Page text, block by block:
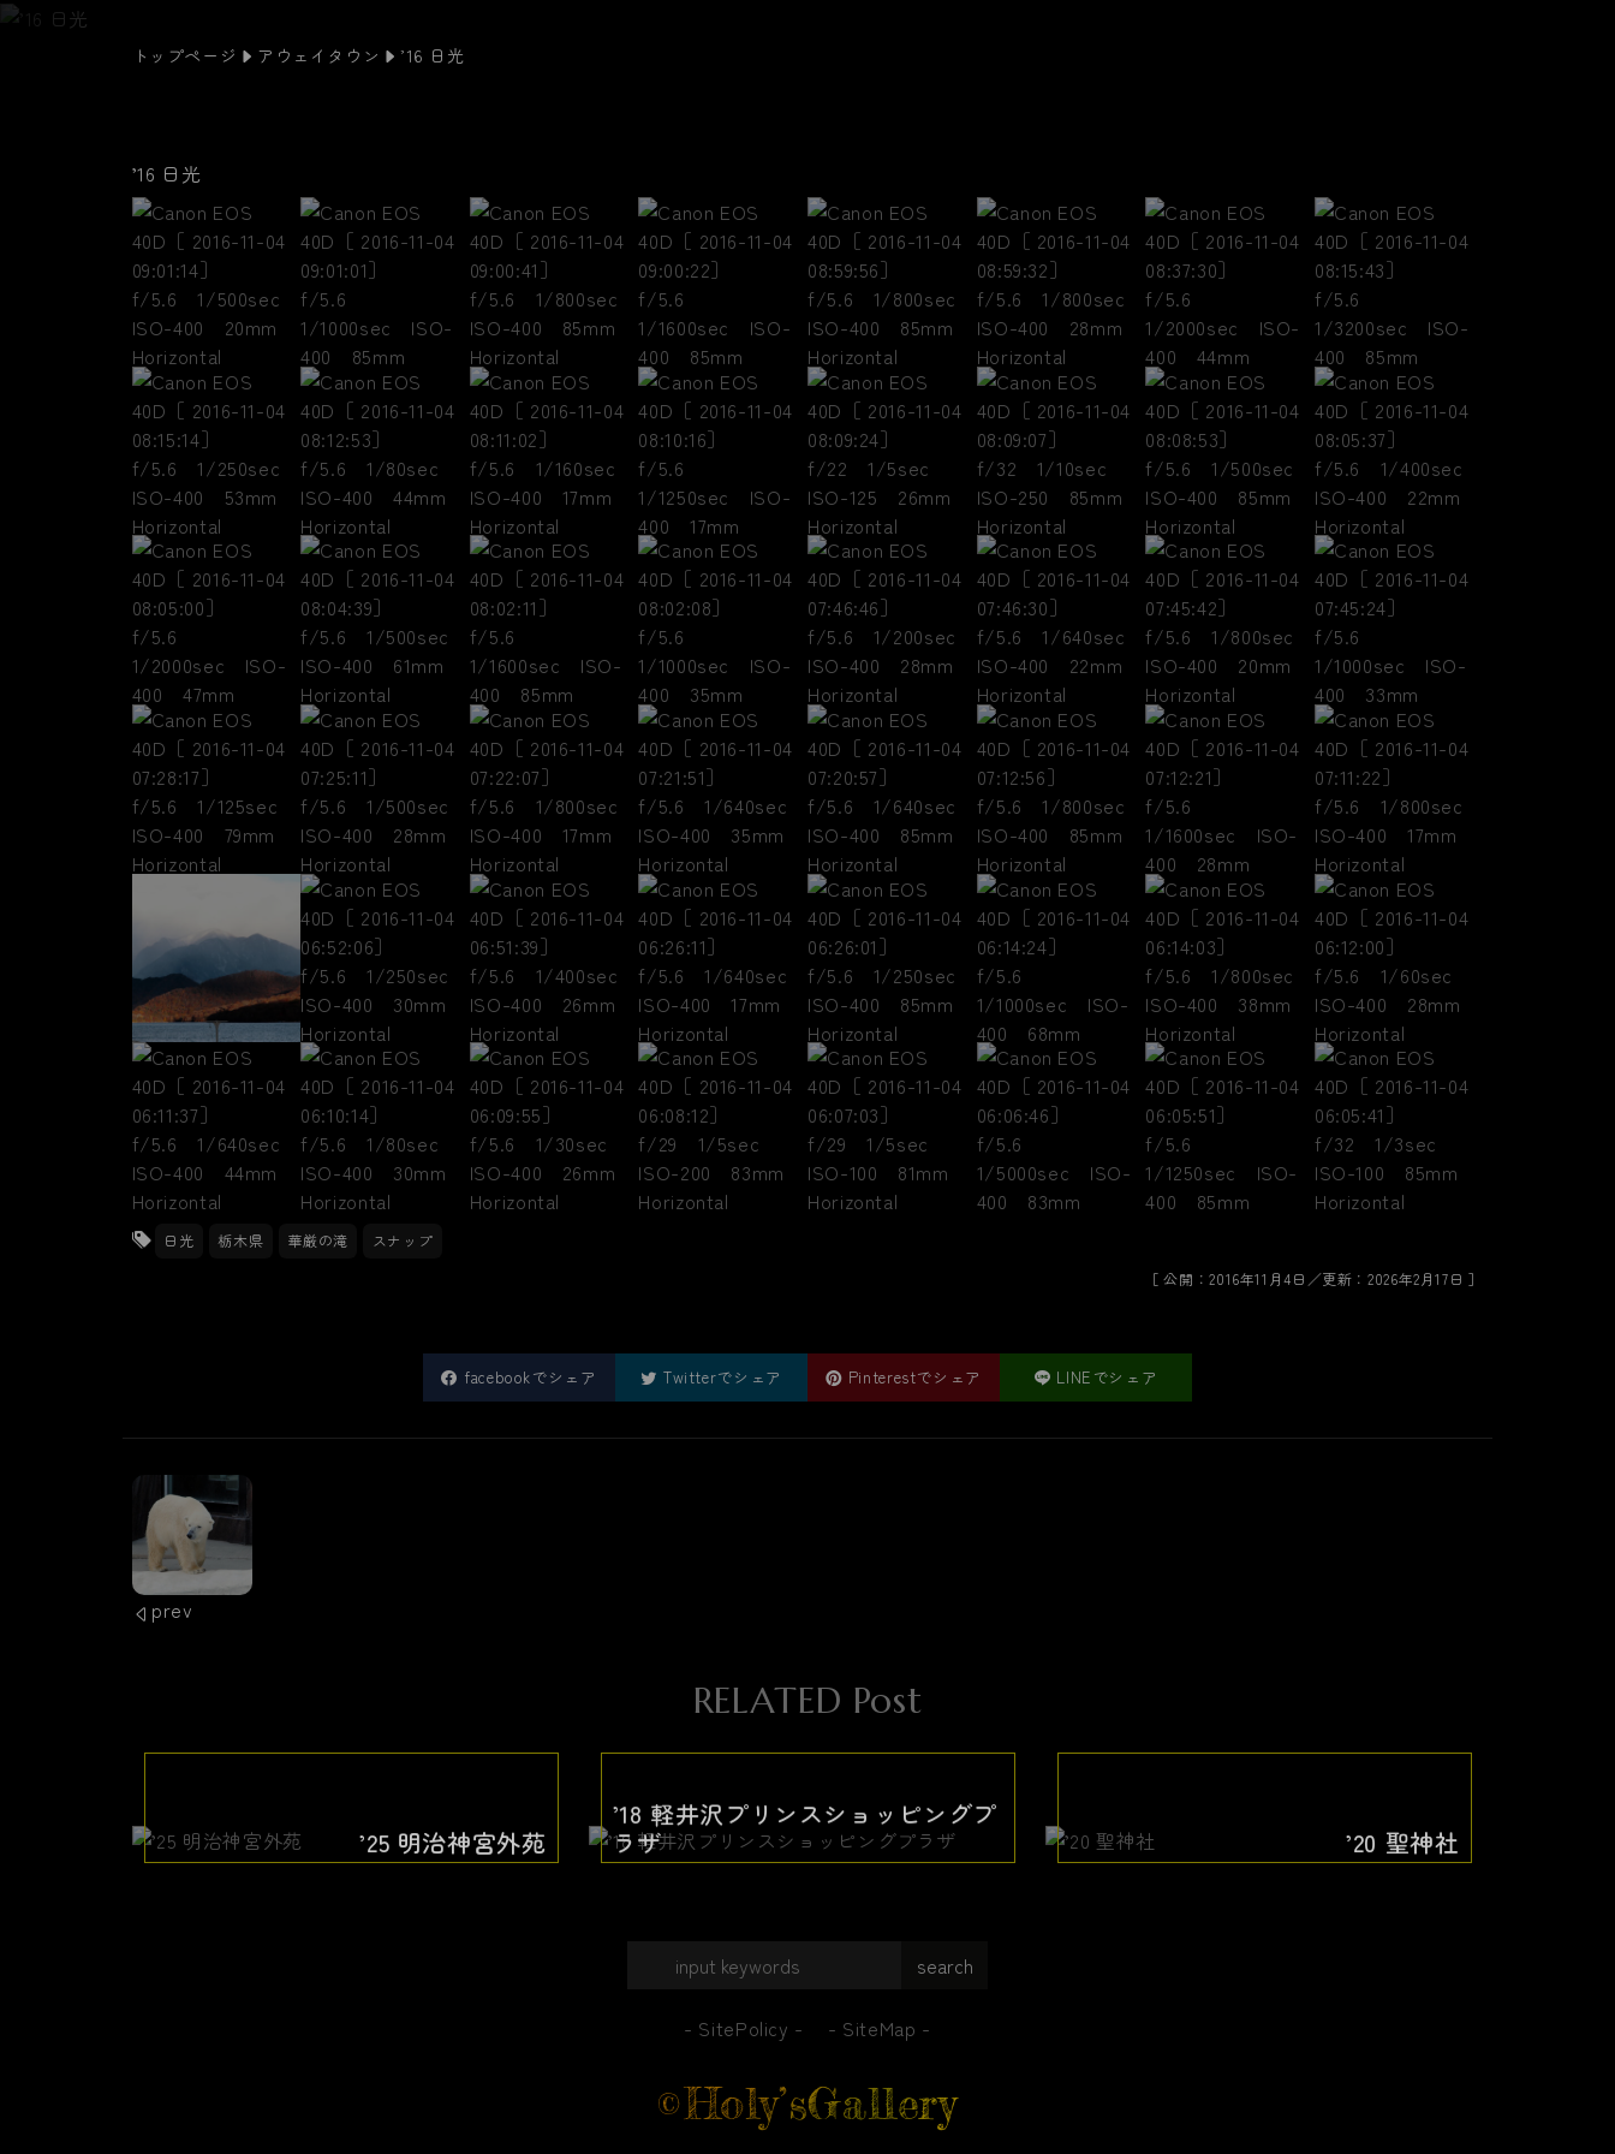
トップページ アウェイタウン ’16 日光
’16 日光
日光 栃木県 華厳の滝
スナップ
［ 公開：2016年11月4日／更新：2026年2月17日 ］
facebookでシェア Twitterでシェア Pinterestでシェア LINEでシェア
prev
RELATED Post
’25 明治神宮外苑
’18 軽井沢プリンスショッピングプ
ラザ
’20 聖神社
SitePolicy SiteMap
©Holy’sGallery